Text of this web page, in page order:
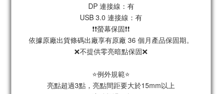
DP 連接線：有
USB 3.0 連接線：有
❗❗螢幕保固❗❗
依據原廠出貨條碼出廠享有原廠 36 個月產品保固期。
❌不提供零亮暗點保固❌
⭐例外規範⭐
亮點超過3點，亮點間距要大於15mm以上